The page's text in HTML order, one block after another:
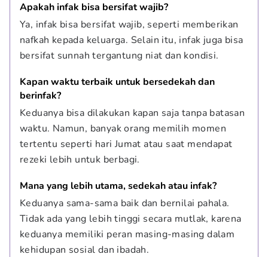
Apakah infak bisa bersifat wajib?
Ya, infak bisa bersifat wajib, seperti memberikan
nafkah kepada keluarga. Selain itu, infak juga bisa
bersifat sunnah tergantung niat dan kondisi.
Kapan waktu terbaik untuk bersedekah dan
berinfak?
Keduanya bisa dilakukan kapan saja tanpa batasan
waktu. Namun, banyak orang memilih momen
tertentu seperti hari Jumat atau saat mendapat
rezeki lebih untuk berbagi.
Mana yang lebih utama, sedekah atau infak?
Keduanya sama-sama baik dan bernilai pahala.
Tidak ada yang lebih tinggi secara mutlak, karena
keduanya memiliki peran masing-masing dalam
kehidupan sosial dan ibadah.